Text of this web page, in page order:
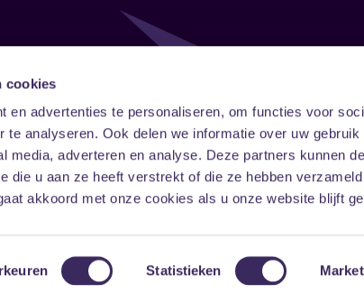
cookies
en advertenties te personaliseren, om functies voor
te analyseren. Ook delen we informatie over uw gebruik
media, adverteren en analyse. Deze partners kunnen
die u aan ze heeft verstrekt of die ze hebben
akkoord met onze cookies als u onze website blijft
Statistieken
Follow
FacebookInstagramLinkedIn
Onze